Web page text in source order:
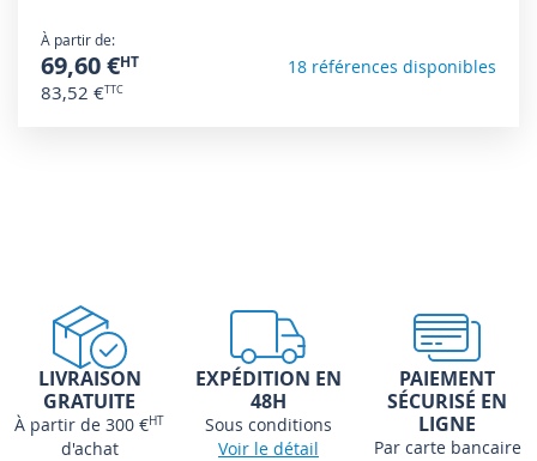
À partir de
69,60 €
83,52 €
18 références disponibles
LIVRAISON
GRATUITE
À partir de 300 €HT
d'achat
EXPÉDITION EN
48H
Sous conditions
Voir le détail
PAIEMENT
SÉCURISÉ EN
LIGNE
Par carte bancaire